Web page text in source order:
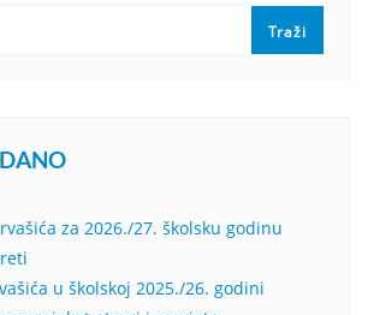
Traži
za 2026./27. školsku godinu
u školskoj 2025./26. godini